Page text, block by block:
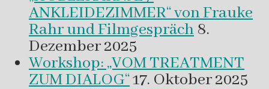
ANKLEIDEZIMMER“ von Frauke
Rahr und Filmgespräch 8.
Dezember 2025
Workshop: „VOM TREATMENT
ZUM DIALOG“17. Oktober 2025